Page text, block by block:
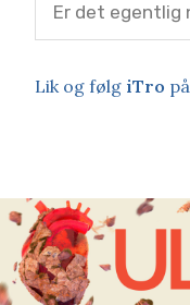
Er det egentlig
Lik og følg iTro på